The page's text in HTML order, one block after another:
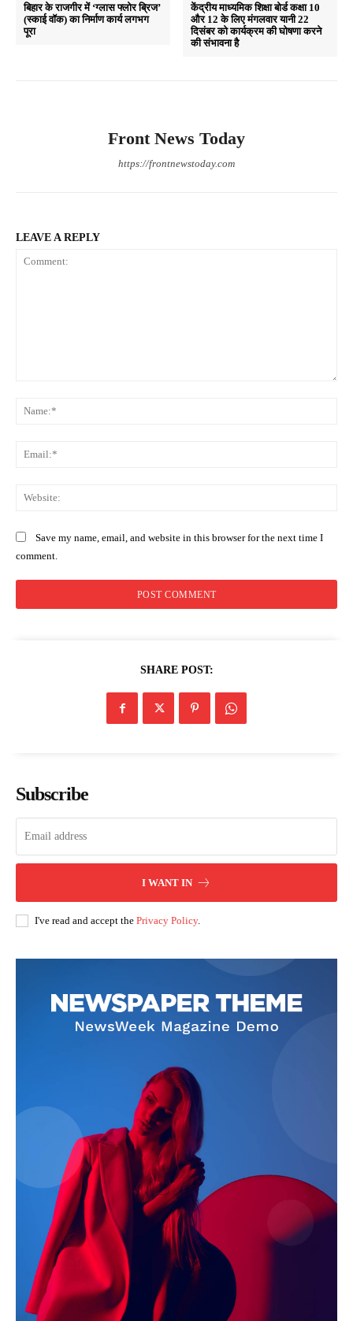
बिहार के राजगीर में ‘ग्लास फ्लोर ब्रिज’
(स्काई वॉक) का निर्माण कार्य लगभग
पूरा
केंद्रीय माध्यमिक शिक्षा बोर्ड कक्षा 10
और 12 के लिए मंगलवार यानी 22
दिसंबर को कार्यक्रम की घोषणा करने
की संभावना है
Front News Today
https://frontnewstoday.com
LEAVE A REPLY
Save my name, email, and website in this browser for the next time I
comment.
SHARE POST:
Subscribe
I WANT IN
I've read and accept the Privacy Policy.